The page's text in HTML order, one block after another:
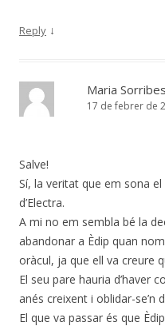
Reply ↓
Maria Sorribes
17 de febrer de
Salve!
Sí, la veritat que em sona el
d’Electra.
A mi no em sembla bé la
abandonar a Èdip quan
oràcul, ja que ell va creure
El seu pare hauria d’haver
anés creixent i oblidar-se’n
El que va passar és que